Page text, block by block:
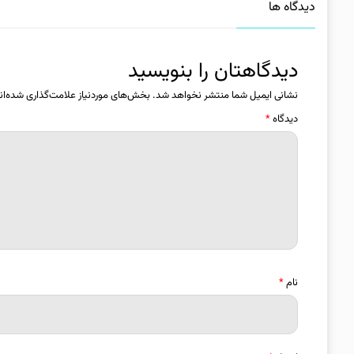
دیدگاه ها
دیدگاهتان را بنویسید
نشانی ایمیل شما منتشر نخواهد شد. بخش‌های موردنیاز علامت‌گذاری
دیدگاه*
نام*